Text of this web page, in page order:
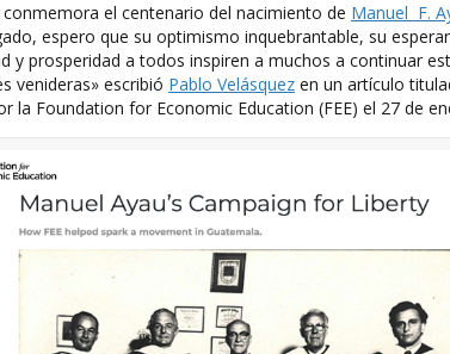
conmemora el centenario del nacimiento de Manuel F.
espero que su optimismo inquebrantable, su
y prosperidad a todos inspiren a muchos a continuar
venideras» escribió Pablo Velásquez en un artículo
la Foundation for Economic Education (FEE) el 27 de